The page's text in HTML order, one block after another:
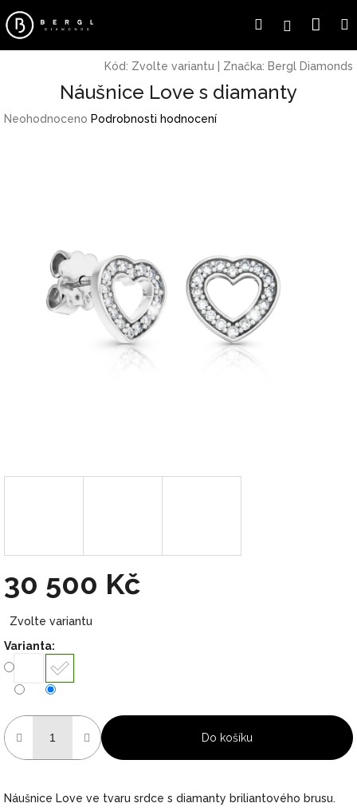
na
obsah
HledatPřihlášení
Kód: Zvolte variantu Značka: Bergl Diamonds
Náušnice Love s diamanty
Průměrné
Neohodnoceno Podrobnosti hodnocení
30 500 Kč
cena:
Zvolte variantu
Varianta:
Do košíku
Náušnice Love ve tvaru srdce s diamanty briliantového brusu.